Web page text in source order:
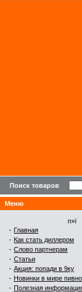
Поиск товаров
Меню
п»ї
- Главная
- Как стать диллером
- Слово партнерам
- Статьи
- Акция: попади в 9ку
- Новинки в мире
- Полезная